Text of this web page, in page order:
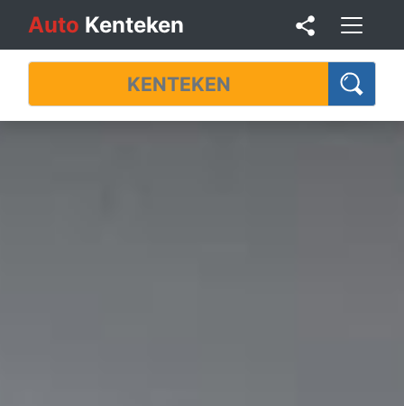
Auto Kenteken